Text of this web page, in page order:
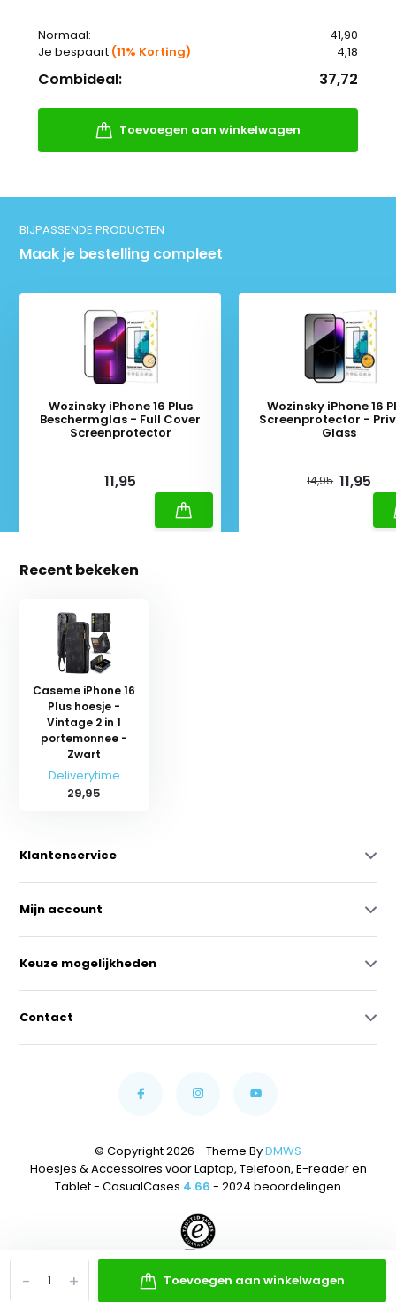
+
- Toevoegen aan winkelwagen
Normaal:
41,90
Je bespaart (11% Korting) 4,18
Combideal: 37,72
Toevoegen aan winkelwagen
BIJPASSENDE PRODUCTEN
Maak je bestelling compleet
Wozinsky iPhone 16 Plus
Beschermglas - Full Cover
Screenprotector
11,95
Wozinsky iPhone 16
Screenprotector -
Glass
14,95 11,95
Recent bekeken
Caseme iPhone 16
Plus hoesje -
Vintage 2 in 1
portemonnee -
Zwart
Deliverytime
29,95
Klantenservice
Mijn account
Keuze mogelijkheden
Contact
© Copyright 2026 - Theme ByDMWS
Hoesjes & Accessoires voor Laptop, Telefoon, E-reader en
Tablet - CasualCases 4.66 - 2024 beoordelingen